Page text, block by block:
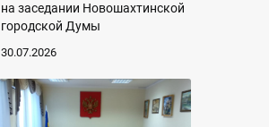
на заседании Новошахтинской
городской Думы
30.07.2026